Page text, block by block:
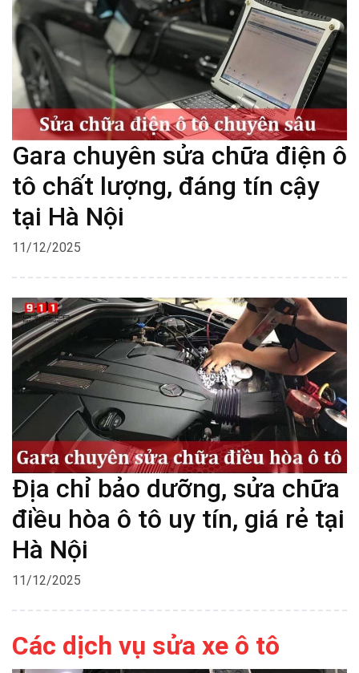
Gara chuyên sửa chữa điện ô
tô chất lượng, đáng tín cậy
tại Hà Nội
11/12/2025
Địa chỉ bảo dưỡng, sửa chữa
điều hòa ô tô uy tín, giá rẻ tại
Hà Nội
11/12/2025
Các dịch vụ sửa xe ô tô